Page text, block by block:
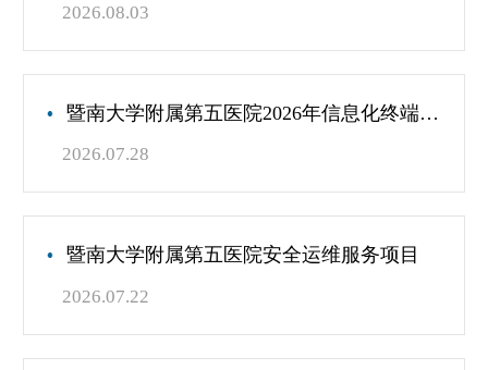
2026.08.03
暨南大学附属第五医院2026年信息化终端设备综合运维服务项目（第二次）
2026.07.28
暨南大学附属第五医院安全运维服务项目
2026.07.22